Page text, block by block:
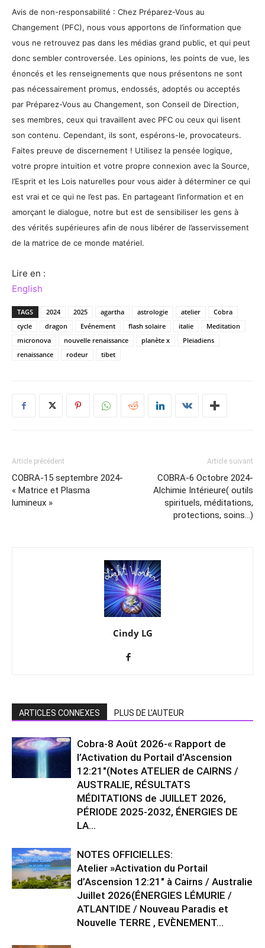
Avis de non-responsabilité : Chez Préparez-Vous au
Changement (PFC), nous vous apportons de l’information que
vous ne retrouvez pas dans les médias grand public, et qui peut
donc sembler controversée. Les opinions, les points de vue, les
énoncés et les renseignements que nous présentons ne sont
pas nécessairement promus, endossés, adoptés ou acceptés
par Préparez-Vous au Changement, son Conseil de Direction,
ses membres, ceux qui travaillent avec PFC ou ceux qui lisent
son contenu. Cependant, ils sont, espérons-le, provocateurs.
Faites preuve de discernement ! Utilisez la pensée logique,
votre propre intuition et votre propre connexion avec la Source,
l’Esprit et les Lois naturelles pour vous aider à déterminer ce qui
est vrai et ce qui ne l’est pas. En partageant l’information et en
amorçant le dialogue, notre but est de sensibiliser les gens à
des vérités supérieures afin de nous libérer de l’asservissement
de la matrice de ce monde matériel.
Lire en :
English
TAGS 2024 2025 agartha astrologie atelier
Cobra
cycle
dragon Evénement flash solaire italie
Meditation
micronova
nouvelle renaissance planète x
Pleiadiens
renaissance
rodeur tibet
Article précédent
COBRA-15 septembre 2024-
« Matrice et Plasma
lumineux »
Article suivant
COBRA-6 Octobre 2024-
Alchimie Intérieure( outils
spirituels, méditations,
protections, soins…)
Cindy LG
ARTICLES CONNEXES PLUS DE L'AUTEUR
Cobra-8 Août 2026-« Rapport de
l’Activation du Portail d’Ascension
12:21″(Notes ATELIER de CAIRNS /
AUSTRALIE, RÉSULTATS
MÉDITATIONS de JUILLET 2026,
PÉRIODE 2025-2032, ÉNERGIES DE
LA...
NOTES OFFICIELLES:
Atelier »Activation du Portail
d’Ascension 12:21″ à Cairns / Australie
Juillet 2026(ÉNERGIES LÉMURIE /
ATLANTIDE / Nouveau Paradis et
Nouvelle TERRE , EVÈNEMENT...